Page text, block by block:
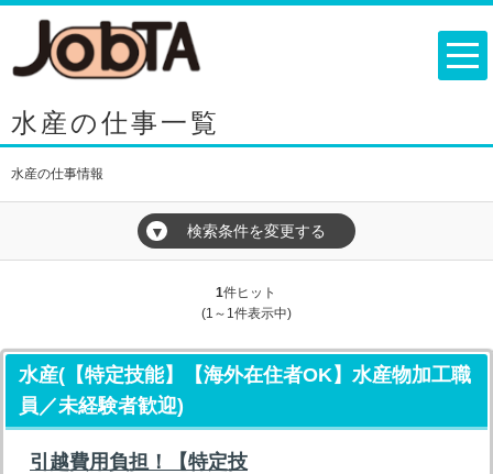
水産の仕事一覧
水産の仕事情報
▼ 検索条件を変更する
1件ヒット
(1～1件表示中)
水産(【特定技能】【海外在住者OK】水産物加工職
員／未経験者歓迎)
引越費用負担！【特定技